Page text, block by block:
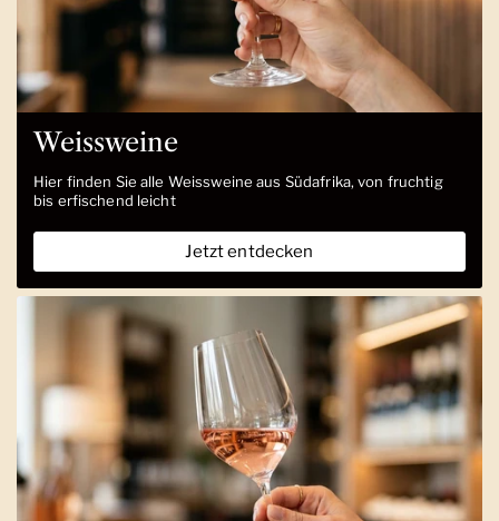
Weissweine
Hier finden Sie alle Weissweine aus Südafrika, von fruchtig
bis erfischend leicht
Jetzt entdecken